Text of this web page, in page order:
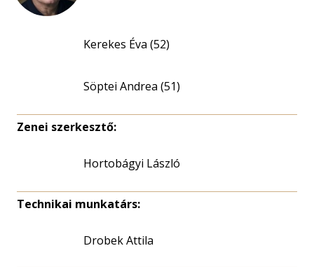
Kerekes Éva (52)
Söptei Andrea (51)
Zenei szerkesztő:
Hortobágyi László
Technikai munkatárs:
Drobek Attila